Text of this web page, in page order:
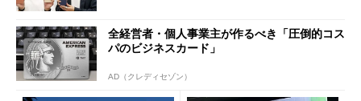
全経営者・個人事業主が作るべき「圧倒的コス
パのビジネスカード」
AD（クレディセゾン）